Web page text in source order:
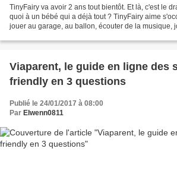
TinyFairy va avoir 2 ans tout bientôt. Et là, c'est le
quoi à un bébé qui a déjà tout ? TinyFairy aime
jouer au garage, au ballon, écouter de la musique,
Viaparent, le guide en ligne des
friendly en 3 questions
Publié le 24/01/2017 à 08:00
Par Elwenn0811